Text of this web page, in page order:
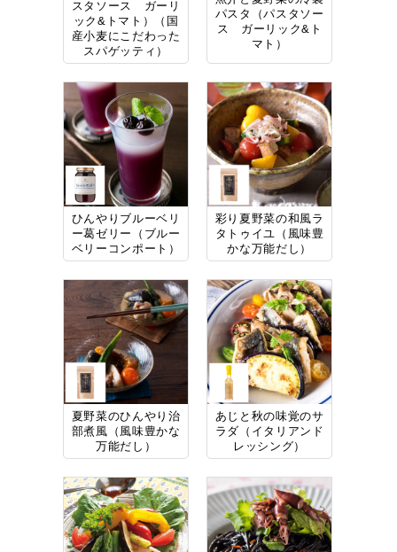
スタソース ガーリ
ック&トマト）（国
産小麦にこだわった
スパゲッティ）
パスタ（パスタソー
ス ガーリック&ト
マト）
ひんやりブルーベリ
ー葛ゼリー（ブルー
ベリーコンポート）
彩り夏野菜の和風ラ
タトゥイユ（風味豊
かな万能だし）
夏野菜のひんやり治
部煮風（風味豊かな
万能だし）
あじと秋の味覚のサ
ラダ（イタリアンド
レッシング）